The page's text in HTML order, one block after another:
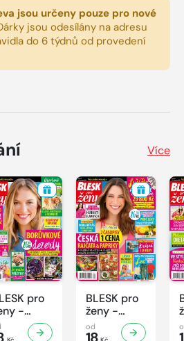
jsou určeny pouze pro nové
jsou odesílány na adresu
do 6 týdnů od provedení
Více
pro
-
2026
BLESK pro
ženy -
30/2026
od
18